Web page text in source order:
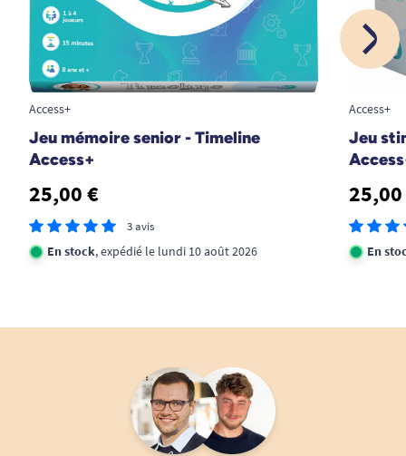
Dimensions des lettres : 2,3 x 2,3 cm.
Taille du plateau de jeu : 36,5 x 36,5 cm.
Marque fabricant du Scrabble Geant : Megableu.
Retrouvez tous nos jeux de société senior.
Découvrez la marque de jeu adaptés Access+.
Access+
Jeu mémoire senior - Timeline
Access+
25,00 €
3 avis
En stock, expédié le lundi 10 août 2026
Access+
Jeu
En